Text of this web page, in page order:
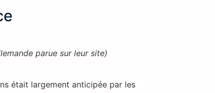
parue sur leur site)
était largement anticipée par les